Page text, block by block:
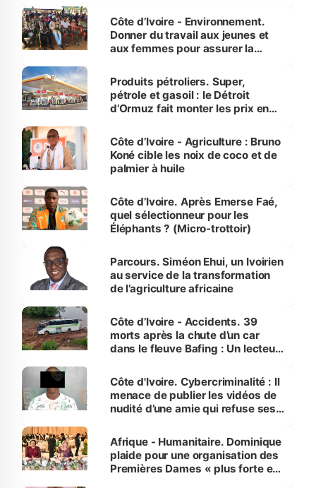
Côte d’Ivoire - Environnement.
Donner du travail aux jeunes et
aux femmes pour assurer la
menacées
Produits pétroliers. Super,
pétrole et gasoil : le Détroit
d’Ormuz fait monter les prix en
Côte d’Ivoire - Agriculture : Bruno
Koné cible les noix de coco et de
palmier à huile
Côte d’Ivoire. Après Emerse Faé,
quel sélectionneur pour les
Éléphants ? (Micro-trottoir)
Parcours. Siméon Ehui, un Ivoirien
au service de la transformation
de l’agriculture africaine
Côte d’Ivoire - Accidents. 39
morts après la chute d’un car
dans le fleuve Bafing : Un lecteur
des Transports
Côte d'Ivoire. Cybercriminalité : Il
menace de publier les vidéos de
nudité d’une amie qui refuse ses
Afrique - Humanitaire. Dominique
plaide pour une organisation des
Premières Dames « plus forte et